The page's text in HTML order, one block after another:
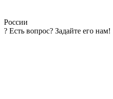
России
? Есть вопрос? Задайте его нам!